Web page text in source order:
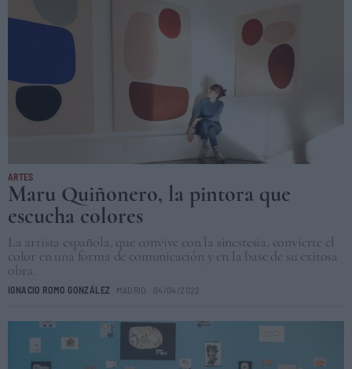
ARTES
Maru Quiñonero, la pintora que
escucha colores
La artista española, que convive con la sinestesia, convierte el
color en una forma de comunicación y en la base de su exitosa
obra.
IGNACIO ROMO GONZÁLEZ MADRID 04/04/2022